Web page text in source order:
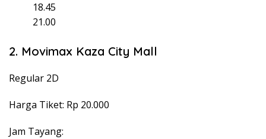
18.45
21.00
2. Movimax Kaza City Mall
Regular 2D
Harga Tiket: Rp 20.000
Jam Tayang: